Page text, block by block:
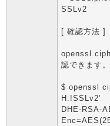
SSLv2
[ 確認方法 ]
openssl
認できます。
$ openssl
H:!SSLv2'
DHE-RSA-